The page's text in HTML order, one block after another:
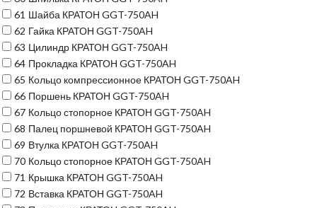
61 Шайба КРАТОН GGT-750AH
62 Гайка КРАТОН GGT-750AH
63 Цилиндр КРАТОН GGT-750AH
64 Прокладка КРАТОН GGT-750AH
65 Кольцо компрессионное КРАТОН GGT-750AH
66 Поршень КРАТОН GGT-750AH
67 Кольцо стопорное КРАТОН GGT-750AH
68 Палец поршневой КРАТОН GGT-750AH
69 Втулка КРАТОН GGT-750AH
70 Кольцо стопорное КРАТОН GGT-750AH
71 Крышка КРАТОН GGT-750AH
72 Вставка КРАТОН GGT-750AH